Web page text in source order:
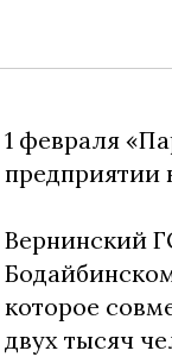
1 февраля
предприятии
Вернинский
которое
двух тысяч